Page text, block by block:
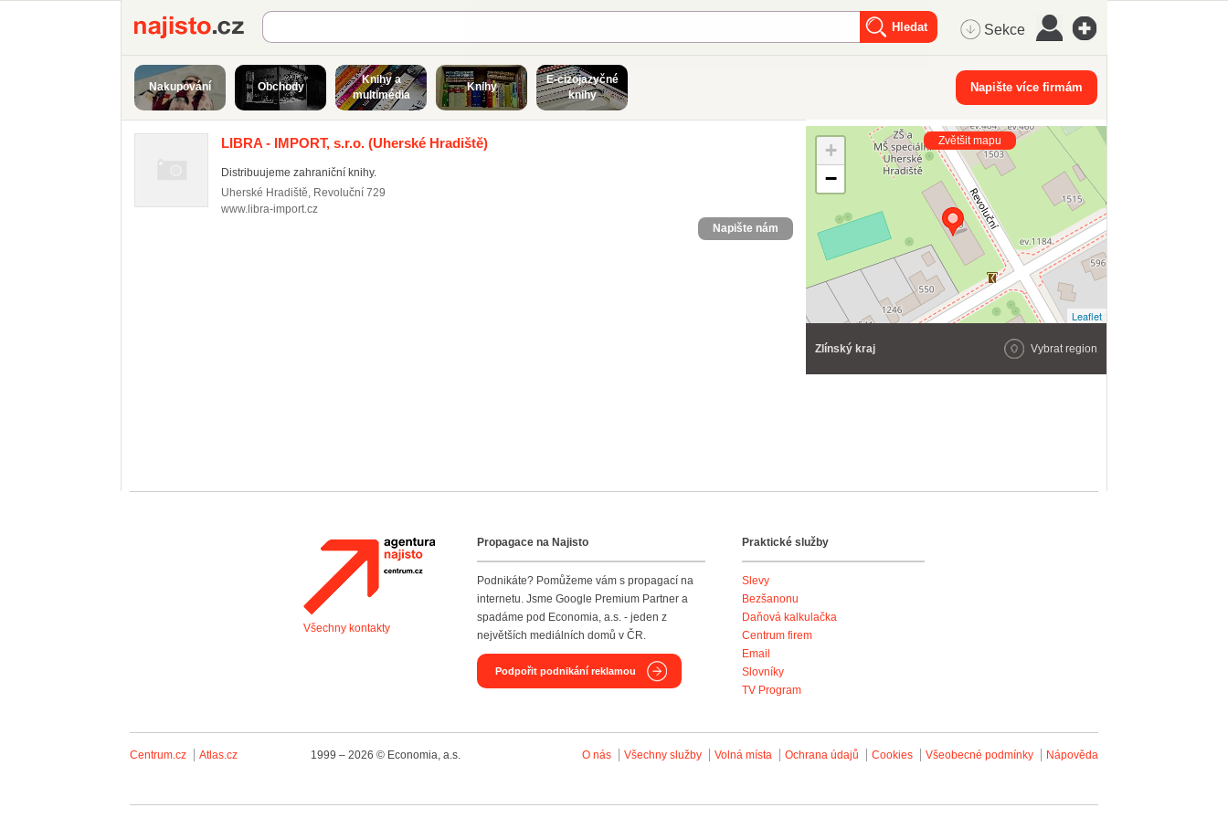
Najisto.cz Sekce
Nakupování Obchody
Knihy a
multimédia
Knihy
E-cizojazyčné
knihy
Napište více firmám
LIBRA - IMPORT, s.r.o. (Uherské Hradiště)
Distribuujeme zahraniční knihy.
Uherské Hradiště, Revoluční 729
www.libra-import.cz
Napište nám
+
−
Leaflet
Zvětšit mapu
Zlínský kraj Vybrat region
Agentura Najisto
Všechny kontakty
Propagace na Najisto
Podnikáte? Pomůžeme vám s propagací na
internetu. Jsme Google Premium Partner a
spadáme pod Economia, a.s. - jeden z
největších mediálních domů v ČR.
Podpořit podnikání reklamou
Praktické služby
Slevy
Bezšanonu
Daňová kalkulačka
Centrum firem
Email
Slovníky
TV Program
Centrum.cz Atlas.cz 1999 – 2026 © Economia, a.s. O nás Všechny služby Volná místa Ochrana údajů Cookies Všeobecné podmínky Nápověda